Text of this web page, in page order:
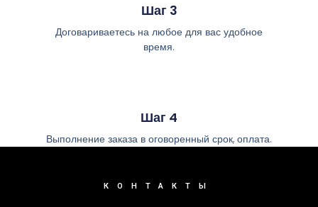
Шаг 3
Договариваетесь на любое для вас удобное
время.
Шаг 4
Выполнение заказа в оговоренный срок, оплата.
КОНТАКТЫ